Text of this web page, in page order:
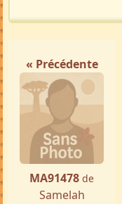
« Précédente
MA91478 de
Samelah